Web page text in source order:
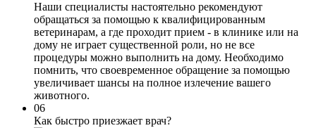
Наши специалисты настоятельно рекомендуют
обращаться за помощью к квалифицированным
ветеринарам, а где проходит прием - в клинике или на
дому не играет существенной роли, но не все
процедуры можно выполнить на дому. Необходимо
помнить, что своевременное обращение за помощью
увеличивает шансы на полное излечение вашего
животного.
06
Как быстро приезжает врач?